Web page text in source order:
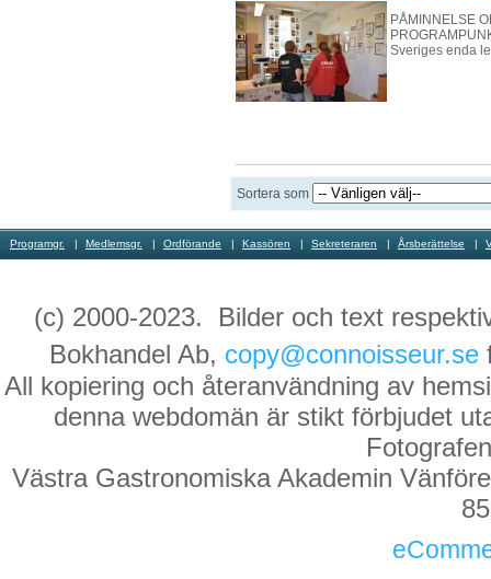
PÅMINNELSE
Sveriges enda
Sortera som
Programgr. Medlemsgr. Ordförande Kassören Sekreteraren Årsberättelse
(c) 2000-2023. Bilder och text
Bokhandel Ab, copy@connoisseur.se
All kopiering och återanvändning av
denna webdomän är stikt förbjudet
Västra Gastronomiska Akademin